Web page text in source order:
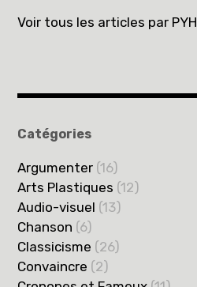
Voir tous les articles par PYH
Catégories
Argumenter (16)
Arts Plastiques (12)
Audio-visuel (13)
Chanson (6)
Classicisme (26)
Convaincre (2)